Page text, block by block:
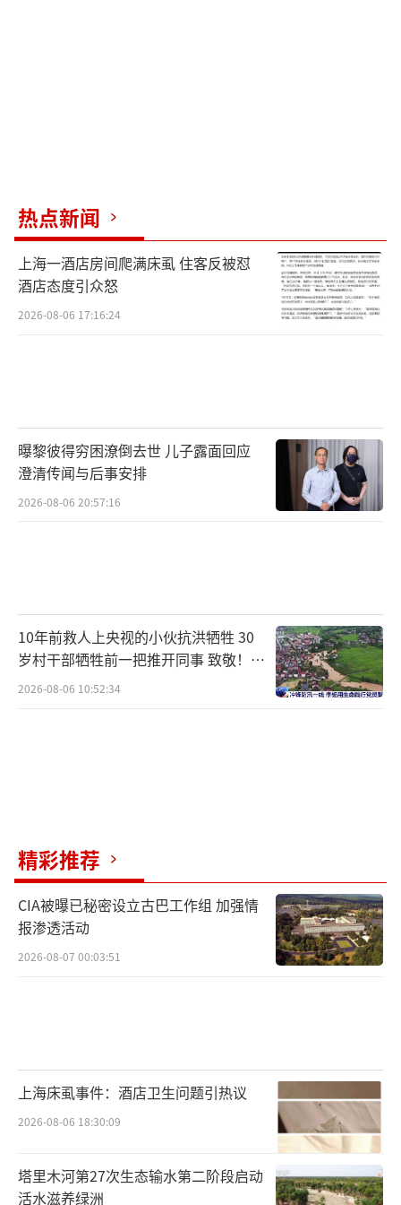
热点新闻
上海一酒店房间爬满床虱 住客反被怼
酒店态度引众怒
2026-08-06 17:16:24
曝黎彼得穷困潦倒去世 儿子露面回应
澄清传闻与后事安排
2026-08-06 20:57:16
10年前救人上央视的小伙抗洪牺牲 30
岁村干部牺牲前一把推开同事 致敬！送
别！
2026-08-06 10:52:34
精彩推荐
CIA被曝已秘密设立古巴工作组 加强情
报渗透活动
2026-08-07 00:03:51
上海床虱事件：酒店卫生问题引热议
2026-08-06 18:30:09
塔里木河第27次生态输水第二阶段启动
活水滋养绿洲